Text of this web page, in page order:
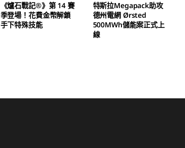
《爐石戰記®》第 14 賽
季登場！花費金幣解鎖
手下特殊技能
特斯拉Megapack助攻
德州電網 Ørsted
500MWh儲能案正式上
線